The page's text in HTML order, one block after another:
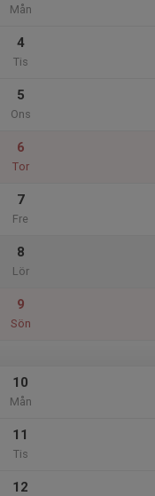
Mån
4
Tis
5
Ons
6
Tor
7
Fre
8
Lör
9
Sön
10
Mån
11
Tis
12